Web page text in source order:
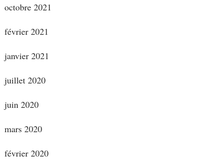
octobre 2021
février 2021
janvier 2021
juillet 2020
juin 2020
mars 2020
février 2020